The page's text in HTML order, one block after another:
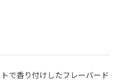
で香り付けしたフレーバード